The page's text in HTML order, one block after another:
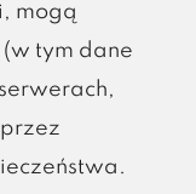
mogą
tym dane